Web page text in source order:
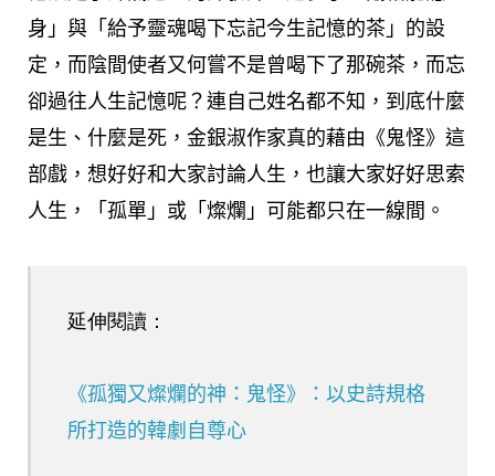
身」與「給予靈魂喝下忘記今生記憶的茶」的設
定，而陰間使者又何嘗不是曾喝下了那碗茶，而忘
卻過往人生記憶呢？連自己姓名都不知，到底什麼
是生、什麼是死，金銀淑作家真的藉由《鬼怪》這
部戲，想好好和大家討論人生，也讓大家好好思索
人生，「孤單」或「燦爛」可能都只在一線間。
延伸閱讀：
《孤獨又燦爛的神：鬼怪》：以史詩規格
所打造的韓劇自尊心